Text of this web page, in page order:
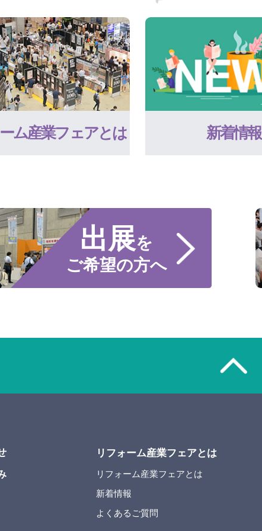
ム産業フェアとは 新着情報
出展を
ご希望の方へ
リフォーム産業フェアとは
リフォーム産業フェアとは
新着情報
よくあるご質問